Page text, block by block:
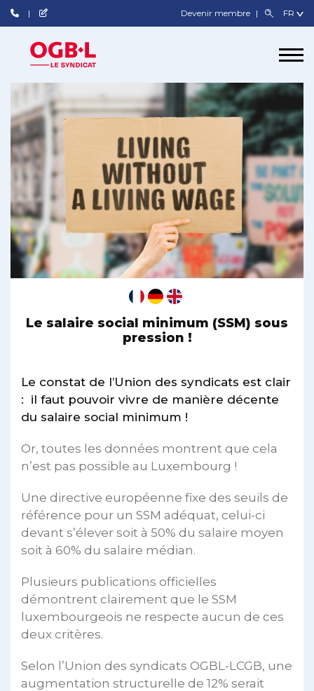
Devenir membre
Le salaire social minimum (SSM) sous
pression !
Le constat de l’Union des syndicats est clair
: il faut pouvoir vivre de manière décente
du salaire social minimum !
Or, toutes les données montrent que cela
n’est pas possible au Luxembourg !
Une directive européenne fixe des seuils de
référence pour un SSM adéquat, celui-ci
devant s’élever soit à 50% du salaire moyen
soit à 60% du salaire médian.
Plusieurs publications officielles
démontrent clairement que le SSM
luxembourgeois ne respecte aucun de ces
deux critères.
Selon l’Union des syndicats OGBL-LCGB, une
augmentation structurelle de 12% serait